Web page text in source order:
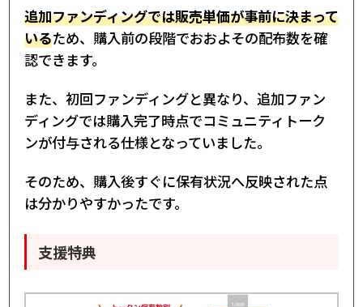
追加ファンディングでは販売単価が事前に決まって
いるため、購入前の段階でおおよその配布数を確
認できます。
また、初回ファンディングと異なり、追加ファン
ディングでは購入完了時点でコミュニティトーク
ンが付与される仕様となっていました。
そのため、購入後すぐに保有状況へ反映された点
は分かりやすかったです。
支援特典